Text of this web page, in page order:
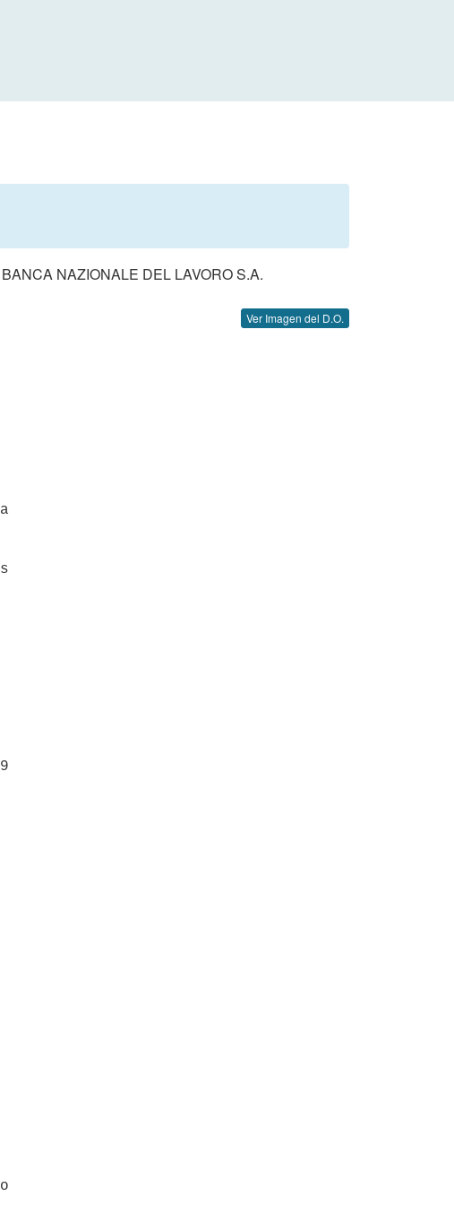
NAZIONALE DEL LAVORO S.A.
Ver Imagen del D.O.